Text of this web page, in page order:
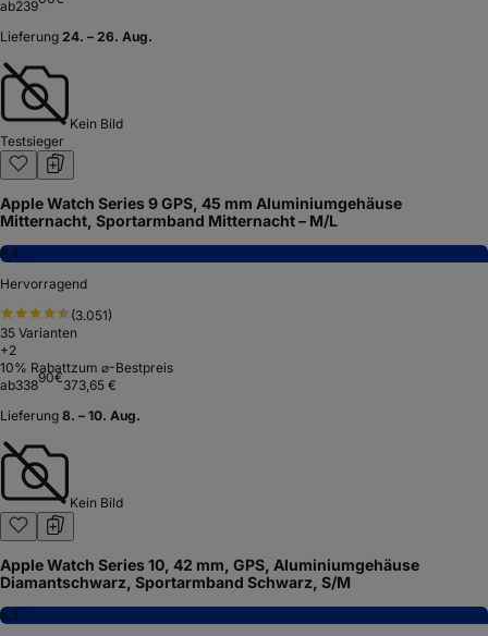
ab239
Lieferung 24. – 26. Aug.
Kein Bild
Testsieger
Apple Watch Series 9 GPS, 45 mm Aluminiumgehäuse
Mitternacht, Sportarmband Mitternacht – M/L
8,4
Hervorragend
(3.051)
35 Varianten
+2
10% Rabattzum ⌀-Bestpreis
ab33890€373,65 €
Lieferung 8. – 10. Aug.
Kein Bild
Apple Watch Series 10, 42 mm, GPS, Aluminiumgehäuse
Diamantschwarz, Sportarmband Schwarz, S/M
8,3